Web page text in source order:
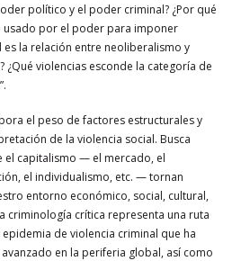
político y el poder criminal? ¿Por qué
usado por el poder para imponer
es la relación entre neoliberalismo y
¿Qué violencias esconde la categoría de
el peso de factores estructurales y
de la violencia social. Busca
el capitalismo — el mercado, el
el individualismo, etc. — tornan
entorno económico, social, cultural,
criminología crítica representa una ruta
de violencia criminal que ha
en la periferia global, así como